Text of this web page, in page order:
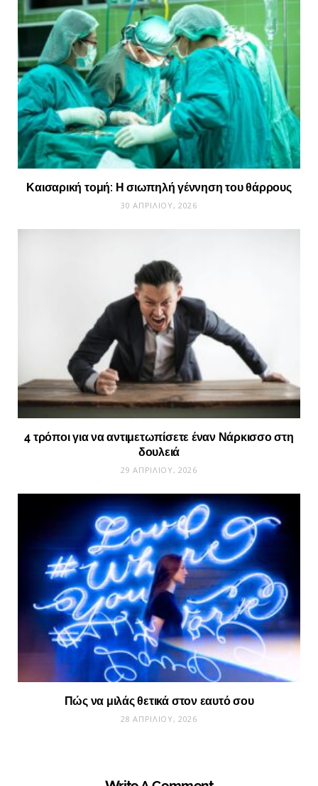
Καισαρική τομή: Η σιωπηλή γέννηση του θάρρους
30 ΑΠΡΙΛΊΟΥ, 2026
4 τρόποι για να αντιμετωπίσετε έναν Νάρκισσο στη
δουλειά
29 ΑΠΡΙΛΊΟΥ, 2026
Πώς να μιλάς θετικά στον εαυτό σου
28 ΑΠΡΙΛΊΟΥ, 2026